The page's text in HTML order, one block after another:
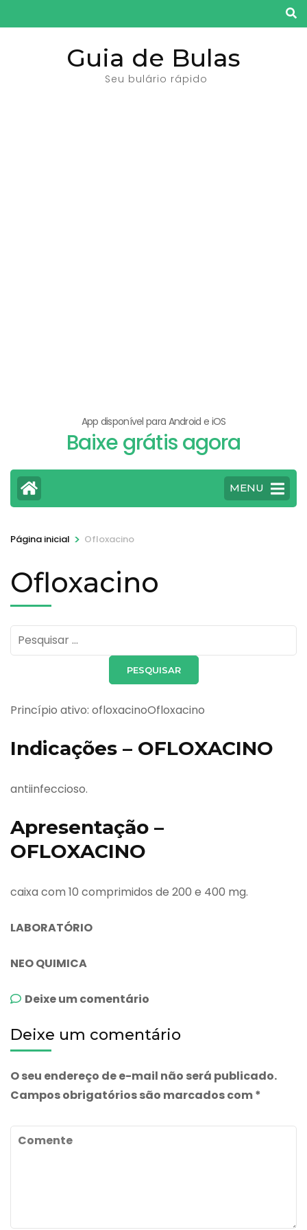
para
Guia de Bulas
Seu bulário rápido
App disponível para Android e iOS
Baixe grátis agora
MENU
Página inicial > Ofloxacino
Ofloxacino
Pesquisar
por:
Princípio ativo: ofloxacinoOfloxacino
Indicações – OFLOXACINO
antiinfeccioso.
Apresentação –
OFLOXACINO
caixa com 10 comprimidos de 200 e 400 mg.
LABORATÓRIO
NEO QUIMICA
Deixe um comentário
Deixe um comentário
O seu endereço de e-mail não será publicado.
Campos obrigatórios são marcados com*
Comente